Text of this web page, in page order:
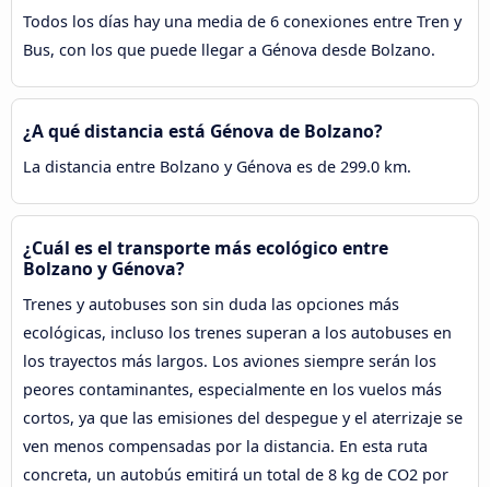
Todos los días hay una media de 6 conexiones entre Tren y
Bus, con los que puede llegar a Génova desde Bolzano.
¿A qué distancia está Génova de Bolzano?
La distancia entre Bolzano y Génova es de 299.0 km.
¿Cuál es el transporte más ecológico entre
Bolzano y Génova?
Trenes y autobuses son sin duda las opciones más
ecológicas, incluso los trenes superan a los autobuses en
los trayectos más largos. Los aviones siempre serán los
peores contaminantes, especialmente en los vuelos más
cortos, ya que las emisiones del despegue y el aterrizaje se
ven menos compensadas por la distancia. En esta ruta
concreta, un autobús emitirá un total de 8 kg de CO2 por